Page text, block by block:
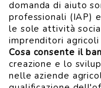
domanda di aiuto
professionali (IAP)
le sole attività
imprenditori agricoli
Cosa consente il
creazione e lo
nelle aziende